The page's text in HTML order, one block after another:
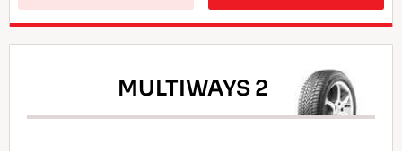
MULTIWAYS 2